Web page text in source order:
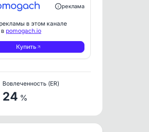
реклама
в этом канале
pomogach.io
Купить
Вовлеченность (ER)
24 %